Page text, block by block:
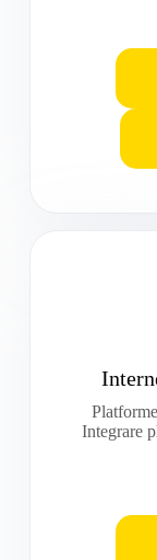
Integrare